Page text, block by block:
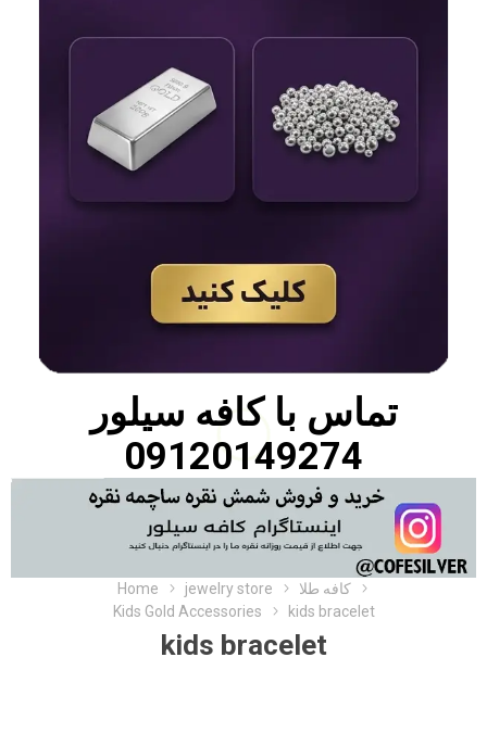
تماس باکافه سیلور
09120149274
Home jewelry store
کافه طلا
Kids Gold Accessories
kids bracelet
kids bracelet